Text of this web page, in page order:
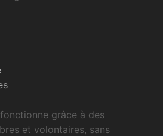
grâce à des
et volontaires, sans